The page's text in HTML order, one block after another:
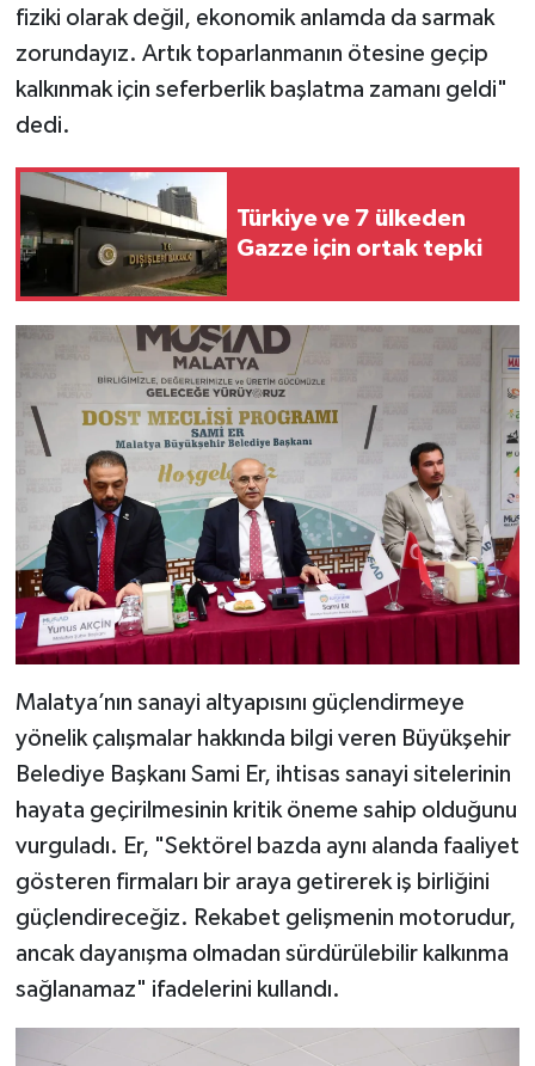
fiziki olarak değil, ekonomik anlamda da sarmak
zorundayız. Artık toparlanmanın ötesine geçip
kalkınmak için seferberlik başlatma zamanı geldi"
dedi.
Türkiye ve 7 ülkeden
Gazze için ortak tepki
Malatya’nın sanayi altyapısını güçlendirmeye
yönelik çalışmalar hakkında bilgi veren Büyükşehir
Belediye Başkanı Sami Er, ihtisas sanayi sitelerinin
hayata geçirilmesinin kritik öneme sahip olduğunu
vurguladı. Er, "Sektörel bazda aynı alanda faaliyet
gösteren firmaları bir araya getirerek iş birliğini
güçlendireceğiz. Rekabet gelişmenin motorudur,
ancak dayanışma olmadan sürdürülebilir kalkınma
sağlanamaz" ifadelerini kullandı.